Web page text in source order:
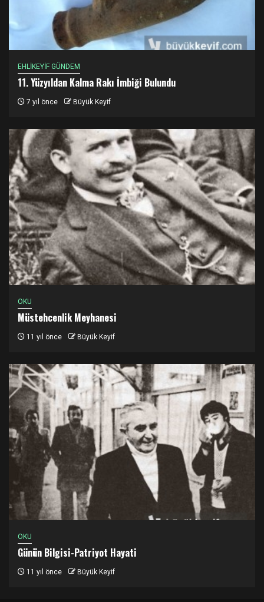
EHLİKEYİF GÜNDEM
11. Yüzyıldan Kalma Rakı İmbiği Bulundu
7 yıl önce Büyük Keyif
OKU
Müstehcenlik Meyhanesi
11 yıl önce Büyük Keyif
OKU
Günün Bilgisi-Patriyot Hayati
11 yıl önce Büyük Keyif